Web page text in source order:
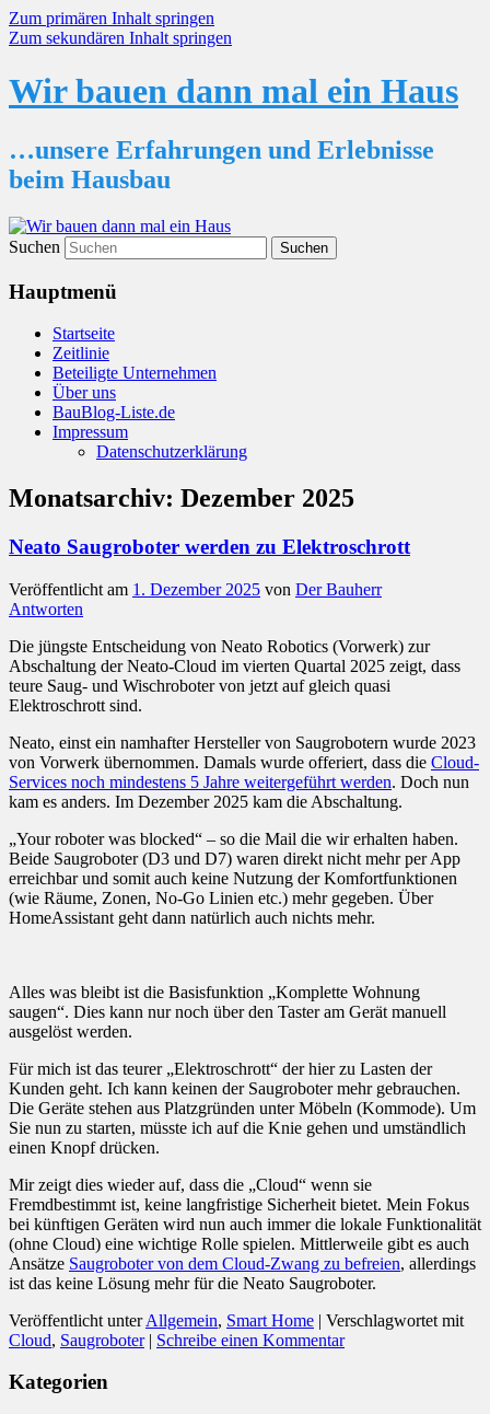
Zum primären Inhalt springen
Zum sekundären Inhalt springen
Wir bauen dann mal ein Haus
…unsere Erfahrungen und Erlebnisse
beim Hausbau
Suchen
Hauptmenü
Startseite
Zeitlinie
Beteiligte Unternehmen
Über uns
BauBlog-Liste.de
Impressum
Datenschutzerklärung
Monatsarchiv: Dezember 2025
Neato Saugroboter werden zu Elektroschrott
Veröffentlicht am 1. Dezember 2025 von Der Bauherr
Antworten
Die jüngste Entscheidung von Neato Robotics (Vorwerk) zur
Abschaltung der Neato-Cloud im vierten Quartal 2025 zeigt, dass
teure Saug- und Wischroboter von jetzt auf gleich quasi
Elektroschrott sind.
Neato, einst ein namhafter Hersteller von Saugrobotern wurde 2023
von Vorwerk übernommen. Damals wurde offeriert, dass die Cloud-
Services noch mindestens 5 Jahre weitergeführt werden. Doch nun
kam es anders. Im Dezember 2025 kam die Abschaltung.
„Your roboter was blocked“ – so die Mail die wir erhalten haben.
Beide Saugroboter (D3 und D7) waren direkt nicht mehr per App
erreichbar und somit auch keine Nutzung der Komfortfunktionen
(wie Räume, Zonen, No-Go Linien etc.) mehr gegeben. Über
HomeAssistant geht dann natürlich auch nichts mehr.
Alles was bleibt ist die Basisfunktion „Komplette Wohnung
saugen“. Dies kann nur noch über den Taster am Gerät manuell
ausgelöst werden.
Für mich ist das teurer „Elektroschrott“ der hier zu Lasten der
Kunden geht. Ich kann keinen der Saugroboter mehr gebrauchen.
Die Geräte stehen aus Platzgründen unter Möbeln (Kommode). Um
Sie nun zu starten, müsste ich auf die Knie gehen und umständlich
einen Knopf drücken.
Mir zeigt dies wieder auf, dass die „Cloud“ wenn sie
Fremdbestimmt ist, keine langfristige Sicherheit bietet. Mein Fokus
bei künftigen Geräten wird nun auch immer die lokale Funktionalität
(ohne Cloud) eine wichtige Rolle spielen. Mittlerweile gibt es auch
Ansätze Saugroboter von dem Cloud-Zwang zu befreien, allerdings
ist das keine Lösung mehr für die Neato Saugroboter.
Veröffentlicht unter Allgemein, Smart Home | Verschlagwortet mit
Cloud, Saugroboter | Schreibe einen Kommentar
Kategorien